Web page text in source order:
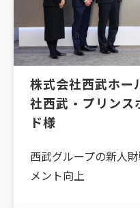
株式会社西武ホー
社西武・プリンス
ド様
西武グループの新人
メント向上